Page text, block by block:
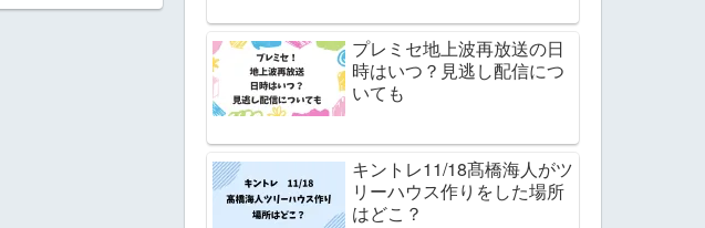
プレミセ地上波再放送の日
時はいつ？見逃し配信につ
いても
キントレ11/18髙橋海人がツ
リーハウス作りをした場所
はどこ？